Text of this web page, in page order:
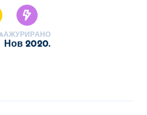
Препоручује се
Љубав изнад света је
стиже до становника
АЖУРИРАНО
нов 2020.